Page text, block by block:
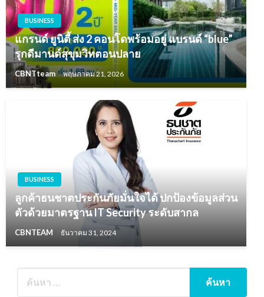
BUSINESS
แกรนด์ ยูนิตี้ ส่ง 2 คอนโดพร้อมอยู่ แบรนด์ “blue”
รุกดีมานด์สุขุมวิทตอนปลาย
CBNTteam พฤษภาคม 21, 2026
BUSINESS
ลูกค้าธนชาตประกันภัยมั่นใจได้ ปกป้องข้อมูลส่วน
ตัวด้วยมาตรฐาน IT Security ระดับสากล
CBNTEAM ธันวาคม 31, 2024